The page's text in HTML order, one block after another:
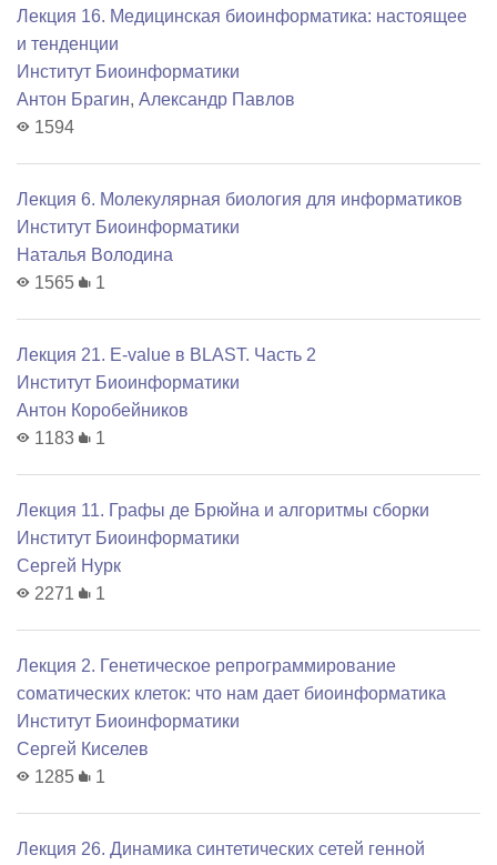
Лекция 16. Медицинская биоинформатика: настоящее
и тенденции
Институт Биоинформатики
Антон Брагин, Александр Павлов
1594
Лекция 6. Молекулярная биология для информатиков
Институт Биоинформатики
Наталья Володина
1565
1
Лекция 21. E-value в BLAST. Часть 2
Институт Биоинформатики
Антон Коробейников
1183
1
Лекция 11. Графы де Брюйна и алгоритмы сборки
Институт Биоинформатики
Сергей Нурк
2271
1
Лекция 2. Генетическое репрограммирование
соматических клеток: что нам дает биоинформатика
Институт Биоинформатики
Сергей Киселев
1285
1
Лекция 26. Динамика синтетических сетей генной